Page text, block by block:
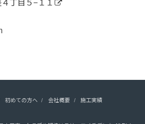
丁目５−１１
初めての方へ 会社概要 施工実績